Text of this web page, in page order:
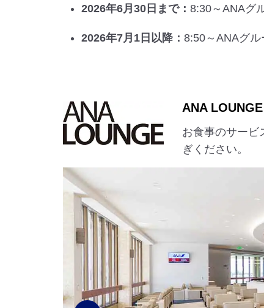
2026年6月30日まで： 8:30～ANAグ
2026年7月1日以降： 8:50～ANAグ
ANA LOUNGE
お食事のサービ
ぎください。